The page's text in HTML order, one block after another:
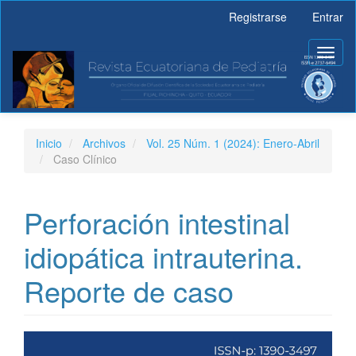
principal
Barra
lateral
Registrarse Entrar
Inicio Archivos
Vol. 25 Núm. 1 (2024): Enero-Abril
Caso Clínico
Perforación intestinal
idiopática intrauterina.
Reporte de caso